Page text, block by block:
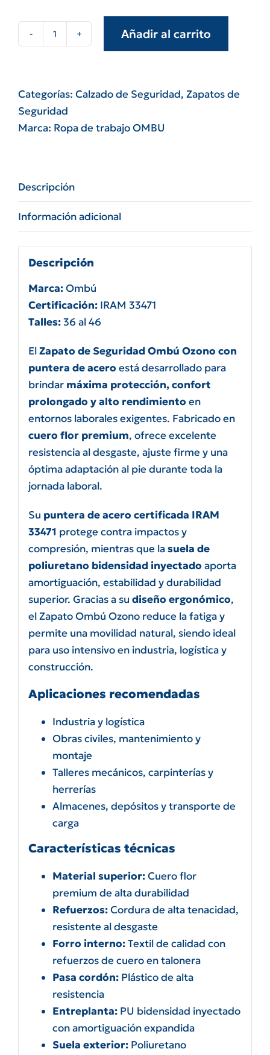
punta
de
acero
Añadir al carrito
Categorías: Calzado de Seguridad, Zapatos de
Seguridad
Marca: Ropa de trabajo OMBU
Descripción
Información adicional
Descripción
Marca:Ombú
Certificación:IRAM 33471
Talles:36 al 46
ElZapato de Seguridad Ombú Ozono con
puntera de acero está desarrollado para
brindar máxima protección, confort
prolongado y alto rendimiento en
entornos laborales exigentes. Fabricado en
cuero flor premium, ofrece excelente
resistencia al desgaste, ajuste firme y una
óptima adaptación al pie durante toda la
jornada laboral.
Su puntera de acero certificada IRAM
33471 protege contra impactos y
compresión, mientras que lasuela de
poliuretano bidensidad inyectado aporta
amortiguación, estabilidad y durabilidad
superior. Gracias a su diseño ergonómico,
el Zapato Ombú Ozono reduce la fatiga y
permite una movilidad natural, siendo ideal
para uso intensivo en industria, logística y
construcción.
Aplicaciones recomendadas
Industria y logística
Obras civiles, mantenimiento y
montaje
Talleres mecánicos, carpinterías y
herrerías
Almacenes, depósitos y transporte de
carga
Características técnicas
Material superior:Cuero flor
premium de alta durabilidad
Refuerzos:Cordura de alta tenacidad,
resistente al desgaste
Forro interno:Textil de calidad con
refuerzos de cuero en talonera
Pasa cordón:Plástico de alta
resistencia
Entreplanta:PU bidensidad inyectado
con amortiguación expandida
Suela exterior:Poliuretano